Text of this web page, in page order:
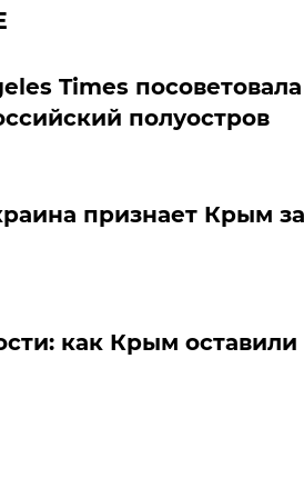
Times посоветовала
полуостров
признает Крым за
как Крым оставили